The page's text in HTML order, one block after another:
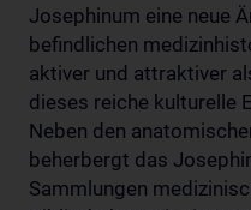
Josephinum eine neue
befindlichen
aktiver und attraktiver
dieses reiche kulturelle
Neben den
beherbergt das
Sammlungen